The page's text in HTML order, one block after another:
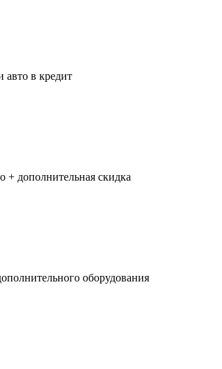
в кредит
+ дополнительная скидка
оборудования